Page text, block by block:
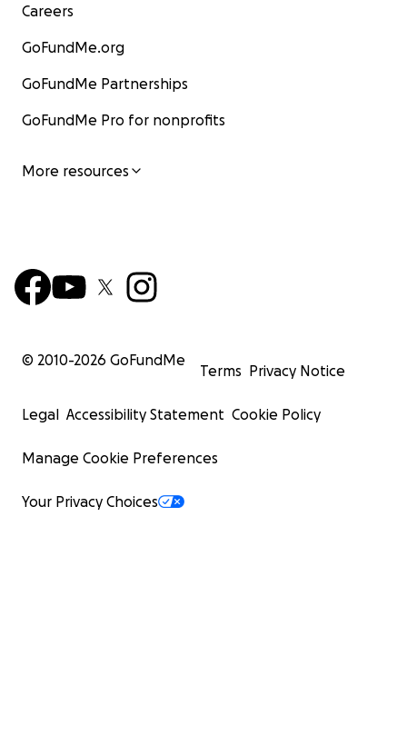
Careers
GoFundMe.org
GoFundMe Partnerships
GoFundMe Pro for nonprofits
More resources
© 2010-2026 GoFundMe
Terms Privacy Notice
Legal Accessibility Statement Cookie Policy
Manage Cookie Preferences
Your Privacy Choices